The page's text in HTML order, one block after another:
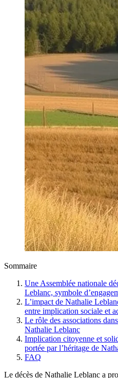
Sommaire
Une Assemblée nationale
Leblanc, symbole
L’impact de Nathalie
entre implication sociale et
Le rôle des associations
Nathalie Leblanc
Implication citoyenne et
portée par l’héritage de
FAQ
Le décès de Nathalie Leblanc a